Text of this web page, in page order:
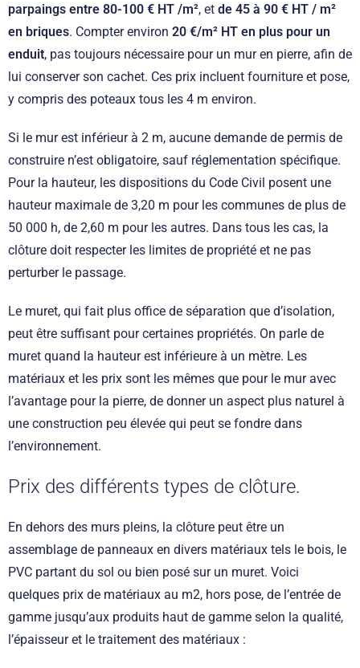
parpaings entre 80-100 € HT /m², et de 45 à 90 € HT / m²
en briques. Compter environ 20 €/m² HT en plus pour un
enduit, pas toujours nécessaire pour un mur en pierre, afin de
lui conserver son cachet. Ces prix incluent fourniture et pose,
y compris des poteaux tous les 4 m environ.
Si le mur est inférieur à 2 m, aucune demande de permis de
construire n’est obligatoire, sauf réglementation spécifique.
Pour la hauteur, les dispositions du Code Civil posent une
hauteur maximale de 3,20 m pour les communes de plus de
50 000 h, de 2,60 m pour les autres. Dans tous les cas, la
clôture doit respecter les limites de propriété et ne pas
perturber le passage.
Le muret, qui fait plus office de séparation que d’isolation,
peut être suffisant pour certaines propriétés. On parle de
muret quand la hauteur est inférieure à un mètre. Les
matériaux et les prix sont les mêmes que pour le mur avec
l’avantage pour la pierre, de donner un aspect plus naturel à
une construction peu élevée qui peut se fondre dans
l’environnement.
Prix des différents types de clôture.
En dehors des murs pleins, la clôture peut être un
assemblage de panneaux en divers matériaux tels le bois, le
PVC partant du sol ou bien posé sur un muret. Voici
quelques prix de matériaux au m2, hors pose, de l’entrée de
gamme jusqu’aux produits haut de gamme selon la qualité,
l’épaisseur et le traitement des matériaux :